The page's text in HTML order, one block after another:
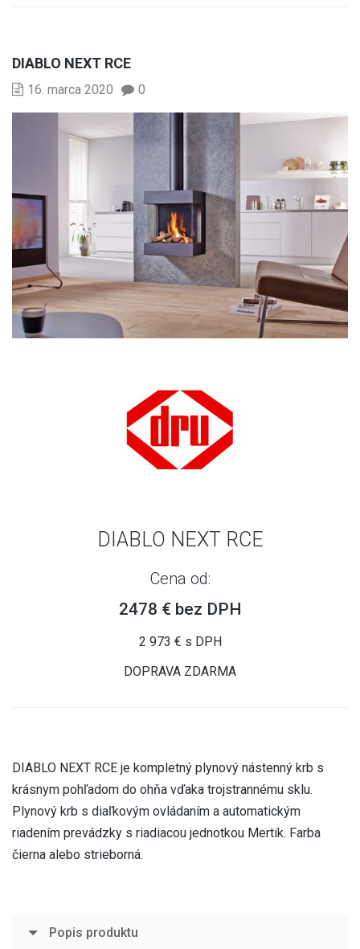
DIABLO NEXT RCE
16. marca 2020 0
DIABLO NEXT RCE
Cena od:
2478 € bez DPH
2 973 € s DPH
DOPRAVA ZDARMA
DIABLO NEXT RCE je kompletný plynový nástenný krb s
krásnym pohľadom do ohňa vďaka trojstrannému sklu.
Plynový krb s diaľkovým ovládaním a automatickým
riadením prevádzky s riadiacou jednotkou Mertik. Farba
čierna alebo strieborná.
Popis produktu